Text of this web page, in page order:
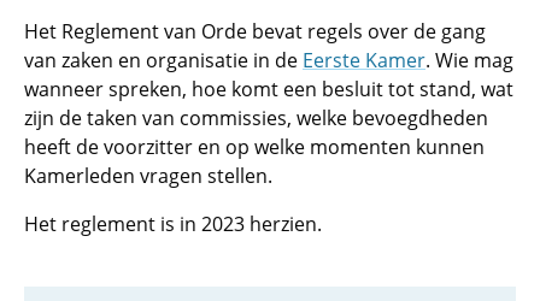
Het Reglement van Orde bevat regels over de gang
van zaken en organisatie in de Eerste Kamer. Wie mag
wanneer spreken, hoe komt een besluit tot stand, wat
zijn de taken van commissies, welke bevoegdheden
heeft de voorzitter en op welke momenten kunnen
Kamerleden vragen stellen.
Het reglement is in 2023 herzien.